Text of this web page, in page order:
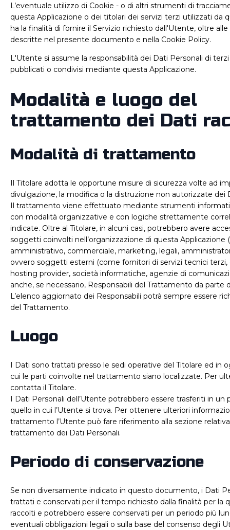
L’eventuale utilizzo di Cookie - o di altri strumenti di
questa Applicazione o dei titolari dei servizi terzi utilizzati da
ha la finalità di fornire il Servizio richiesto dall'Utente, oltre
descritte nel presente documento e nella Cookie Policy.
L'Utente si assume la responsabilità dei Dati Personali di
pubblicati o condivisi mediante questa Applicazione.
Modalità e luogo del
trattamento dei Dati
Modalità di trattamento
Il Titolare adotta le opportune misure di sicurezza volte ad
divulgazione, la modifica o la distruzione non autorizzate dei
Il trattamento viene effettuato mediante strumenti
con modalità organizzative e con logiche strettamente
indicate. Oltre al Titolare, in alcuni casi, potrebbero avere
soggetti coinvolti nell’organizzazione di questa Applicazione
amministrativo, commerciale, marketing, legali,
ovvero soggetti esterni (come fornitori di servizi tecnici terzi,
hosting provider, società informatiche, agenzie di
anche, se necessario, Responsabili del Trattamento da parte
L’elenco aggiornato dei Responsabili potrà sempre essere
del Trattamento.
Luogo
I Dati sono trattati presso le sedi operative del Titolare ed in
cui le parti coinvolte nel trattamento siano localizzate. Per
contatta il Titolare.
I Dati Personali dell’Utente potrebbero essere trasferiti in un
quello in cui l’Utente si trova. Per ottenere ulteriori
trattamento l’Utente può fare riferimento alla sezione
trattamento dei Dati Personali.
Periodo di conservazione
Se non diversamente indicato in questo documento, i Dati
trattati e conservati per il tempo richiesto dalla finalità per la
raccolti e potrebbero essere conservati per un periodo più
eventuali obbligazioni legali o sulla base del consenso degli